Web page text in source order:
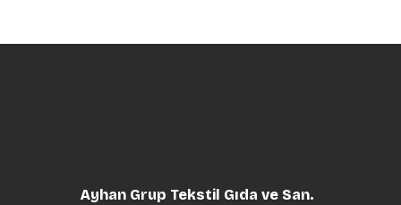
Ayhan Grup Tekstil Gıda ve San.